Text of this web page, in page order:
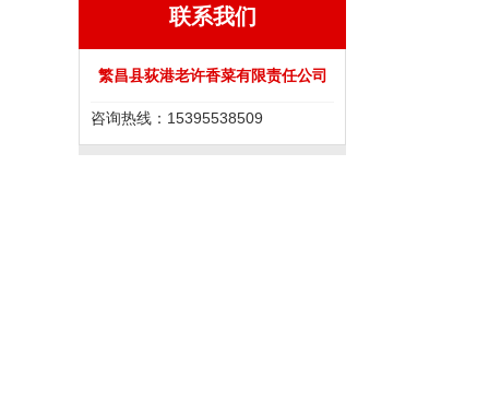
联系我们
繁昌县荻港老许香菜有限责任公司
咨询热线：15395538509